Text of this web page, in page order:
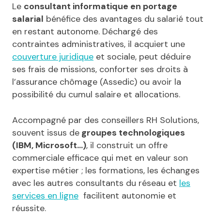
Le consultant informatique en portage
salarial bénéfice des avantages du salarié tout
en restant autonome. Déchargé des
contraintes administratives, il acquiert une
couverture juridique et sociale, peut déduire
ses frais de missions, conforter ses droits à
l’assurance chômage (Assedic) ou avoir la
possibilité du cumul salaire et allocations.
Accompagné par des conseillers RH Solutions,
souvent issus de groupes technologiques
(IBM, Microsoft…), il construit un offre
commerciale efficace qui met en valeur son
expertise métier ; les formations, les échanges
avec les autres consultants du réseau et les
services en ligne facilitent autonomie et
réussite.